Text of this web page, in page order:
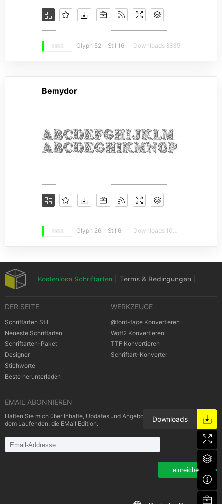
FREE Glyph 52 Stil 16 Downloads 8835
Bemydor
FREE Glyph 26 Stil 6 Downloads 10208
Downloads
Kostenlose Schriftarten Terms & Bedingungen
Cookies Bestimmungen | Urheberrechte
DER SEITE
Schriftarten Stil
Neueste Schriftarten
Schriftarten-Paket
Designer
Stichworte
Beste herunterladen
WERKZEUGE
@font-face Konvertieren
Woff2 Konvertieren
TTF Konvertieren
Schriftart-Konverter
EMAIL ABONNIEREN
Halten Sie mich über Inhalte, Updates und Angebote von Schriftarten auf
dem Laufenden. die EMail Edition.
einreichen